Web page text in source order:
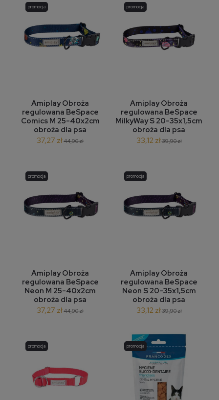
Amiplay Obroża
regulowana BeSpace
Comics M 25-40x2cm
obroża dla psa
37,27 zł44,90 zł
promocja
Amiplay Obroża
regulowana BeSpace
MilkyWay S 20-35x1,5cm
obroża dla psa
33,12 zł39,90 zł
promocja
Amiplay Obroża
regulowana BeSpace
Neon M 25-40x2cm
obroża dla psa
37,27 zł44,90 zł
promocja
Amiplay Obroża
regulowana BeSpace
Neon S 20-35x1,5cm
obroża dla psa
33,12 zł39,90 zł
promocja
promocja promocja